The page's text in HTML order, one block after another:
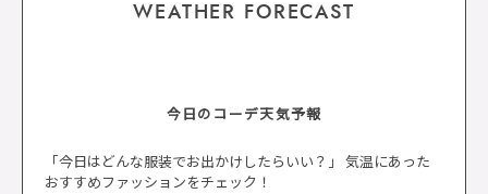
WEATHER FORECAST
今日のコーデ天気予報
「今日はどんな服装でお出かけしたらいい？」 気温にあった
おすすめファッションをチェック！